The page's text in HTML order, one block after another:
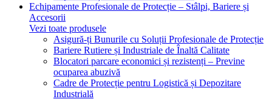
Echipamente Profesionale de Protecție – Stâlpi, Bariere și
Accesorii
Vezi toate produsele
Asigură-ți Bunurile cu Soluții Profesionale de Protecție
Bariere Rutiere și Industriale de Înaltă Calitate
Blocatori parcare economici și rezistenți – Previne
ocuparea abuzivă
Cadre de Protecție pentru Logistică și Depozitare
Industrială